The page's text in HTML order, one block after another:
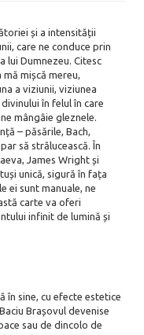
și a intensității
care ne conduce prin
lui Dumnezeu. Citesc
mișcă mereu,
a viziunii, viziunea
în felul în care
mângâie gleznele.
– păsările, Bach,
să strălucească. În
James Wright și
unică, sigură în fața
ei sunt manuale, ne
carte va oferi
infinit de lumină și
în sine, cu efecte estetice
Brașovul devenise
sau de dincolo de